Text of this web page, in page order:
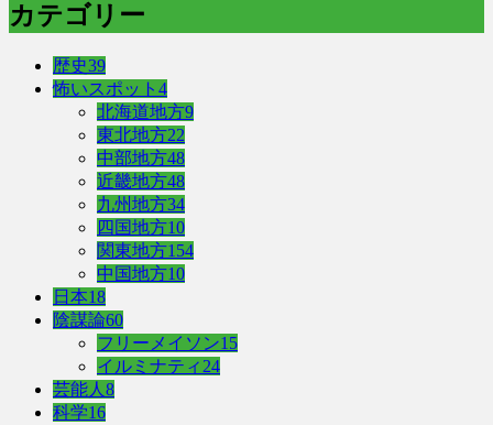
カテゴリー
歴史39
怖いスポット 4
北海道地方9
東北地方22
中部地方48
近畿地方48
九州地方34
四国地方10
関東地方154
中国地方10
日本18
陰謀論60
フリーメイソン15
イルミナティ 24
芸能人 8
科学16